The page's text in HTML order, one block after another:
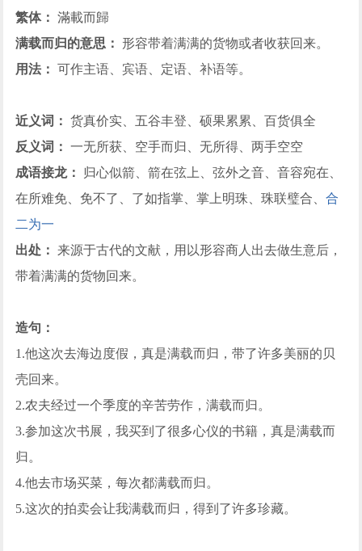
繁体： 滿載而歸
满载而归的意思：
形容带着满满的货物或者收获回来。
用法： 可作主语、宾语、定语、补语等。
近义词： 货真价实、五谷丰登、硕果累累、百货俱全
反义词： 一无所获、空手而归、无所得、两手空空
成语接龙：
归心似箭、箭在弦上、弦外之音、音容宛在、
在所难免、免不了、了如指掌、掌上明珠、珠联璧合、合
二为一
出处： 来源于古代的文献，用以形容商人出去做生意后，
带着满满的货物回来。
造句：
1.他这次去海边度假，真是满载而归，带了许多美丽的贝
壳回来。
2.农夫经过一个季度的辛苦劳作，满载而归。
3.参加这次书展，我买到了很多心仪的书籍，真是满载而
归。
4.他去市场买菜，每次都满载而归。
5.这次的拍卖会让我满载而归，得到了许多珍藏。